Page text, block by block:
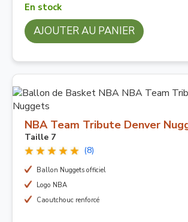
En stock
AJOUTER AU PANIER
NBA Team Tribute Denver
Taille 7
(8)
Ballon Nuggets officiel
Logo NBA
Caoutchouc renforcé